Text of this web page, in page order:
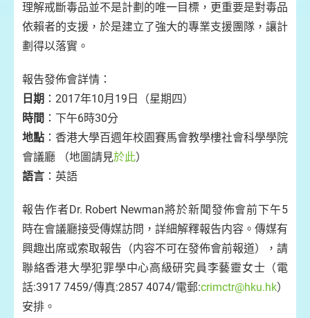
理解戒斷毒品並不是計劃的唯一目標，更重要是對毒品
依賴者的支援，於是建立了強大的專業支援團隊，讓計
劃得以落實。
報告發佈會詳情：
日期 ：2017年10月19日（星期四）
時間 ：下午6時30分
地點 ：香港大學百週年校園賽馬會教學樓社會科學學院
會議廳 （地圖請見於此）
語言 ：英語
報告作者Dr. Robert Newman將於新聞發佈會前下午5
時在會議廳接受傳媒訪問，詳細解釋報告内容。傳媒有
興趣出席或索取報告（内容不可在發佈會前報道），請
聯絡香港大學犯罪學中心高級研究員李藝靈女士（電
話:3917 7459/傳真:2857 4074/電郵:crimctr@hku.hk）
安排。